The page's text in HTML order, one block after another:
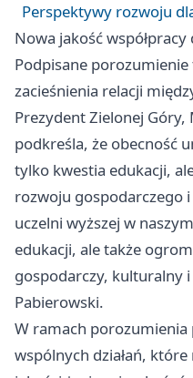
Perspektywy rozwoju
Nowa jakość
Podpisane
zacieśnienia relacji
Prezydent Zielonej Góry,
podkreśla, że obecność
tylko kwestia edukacji,
rozwoju gospodarczego i
uczelni wyższej w
edukacji, ale także
gospodarczy, kulturalny i
Pabierowski.
W ramach porozumienia
wspólnych działań,